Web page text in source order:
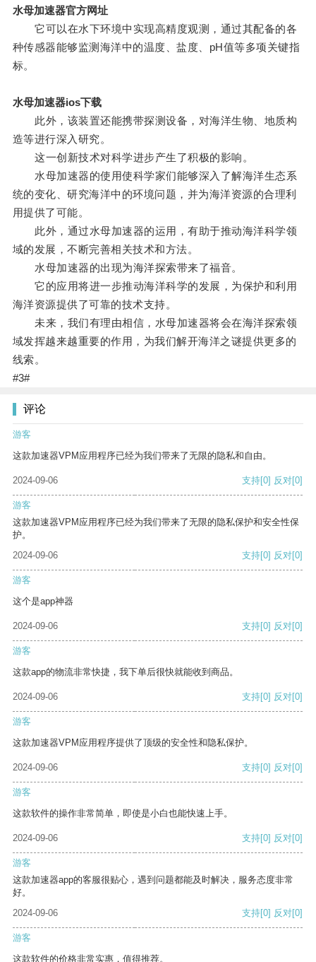
水母加速器官方网址
它可以在水下环境中实现高精度观测，通过其配备的各
种传感器能够监测海洋中的温度、盐度、pH值等多项关键指
标。
水母加速器ios下载
此外，该装置还能携带探测设备，对海洋生物、地质构
造等进行深入研究。
这一创新技术对科学进步产生了积极的影响。
水母加速器的使用使科学家们能够深入了解海洋生态系
统的变化、研究海洋中的环境问题，并为海洋资源的合理利
用提供了可能。
此外，通过水母加速器的运用，有助于推动海洋科学领
域的发展，不断完善相关技术和方法。
水母加速器的出现为海洋探索带来了福音。
它的应用将进一步推动海洋科学的发展，为保护和利用
海洋资源提供了可靠的技术支持。
未来，我们有理由相信，水母加速器将会在海洋探索领
域发挥越来越重要的作用，为我们解开海洋之谜提供更多的
线索。
#3#
评论
游客
这款加速器VPM应用程序已经为我们带来了无限的隐私和自由。
2024-09-06 支持[0] 反对[0]
游客
这款加速器VPM应用程序已经为我们带来了无限的隐私保护和安全性保
护。
2024-09-06
支持[0] 反对[0]
游客
这个是app神器
2024-09-06 支持[0] 反对[0]
游客
这款app的物流非常快捷，我下单后很快就能收到商品。
2024-09-06 支持[0] 反对[0]
游客
这款加速器VPM应用程序提供了顶级的安全性和隐私保护。
2024-09-06 支持[0] 反对[0]
游客
这款软件的操作非常简单，即使是小白也能快速上手。
2024-09-06 支持[0] 反对[0]
游客
这款加速器app的客服很贴心，遇到问题都能及时解决，服务态度非常
好。
2024-09-06
支持[0] 反对[0]
游客
这款软件的价格非常实惠，值得推荐。